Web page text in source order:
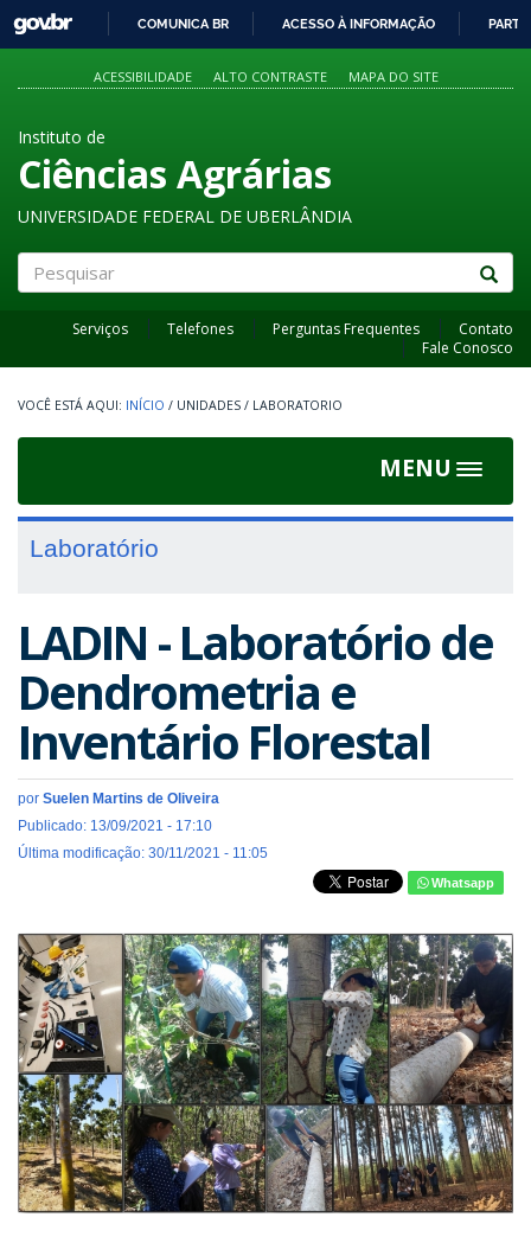
PARA
O
GOVBR
COMUNICA BR ACESSO À INFORMAÇÃO
ACESSIBILIDADE ALTO CONTRASTE MAPA DO SITE
Instituto de
Ciências Agrárias
UNIVERSIDADE FEDERAL DE UBERLÂNDIA
Serviços Telefones Perguntas Frequentes
Contato
Fale Conosco
INÍCIO / UNIDADES / LABORATORIO
MENU
Toggle
Laboratório
LADIN - Laboratório de
Dendrometria e
Inventário Florestal
por Suelen Martins de Oliveira
Publicado: 13/09/2021 - 17:10
Última modificação: 30/11/2021 - 11:05
Whatsapp